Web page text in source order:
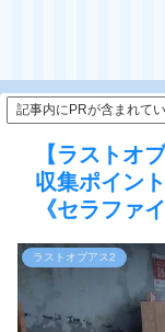
記事内にPRが含まれてい
【ラストオ
収集ポイン
《セラファ
ラストオブアス2